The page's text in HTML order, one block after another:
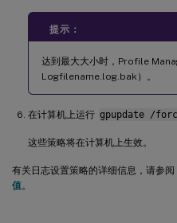
提示：
达到最大大小时，Profile
Logfilename.log.bak）。
在计算机上运行 gpupdate /
这些策略将在计算机上生效。
有关日志设置策略的详细信息，请参阅
值。